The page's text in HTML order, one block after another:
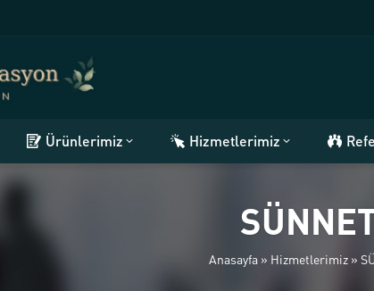
Ürünlerimiz Hizmetlerimiz
Anasayfa » Hizmetlerimiz »